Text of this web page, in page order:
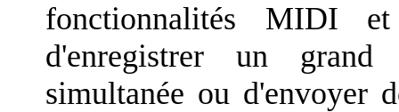
fonctionnalités MIDI
d'enregistrer un
simultanée ou d'envoyer